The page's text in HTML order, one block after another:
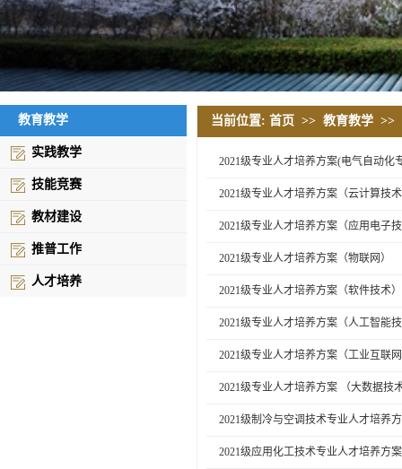
教育教学
实践教学
技能竞赛
教材建设
推普工作
人才培养
当前位置: 首页 >> 教育教学 >>
2021级专业人才培养方案(电气自动化
2021级专业人才培养方案（云计算技
2021级专业人才培养方案（应用电子
2021级专业人才培养方案（物联网）
2021级专业人才培养方案（软件技术）
2021级专业人才培养方案（人工智能
2021级专业人才培养方案（工业互联
2021级专业人才培养方案 （大数据技
2021级制冷与空调技术专业人才培养
2021级应用化工技术专业人才培养方案